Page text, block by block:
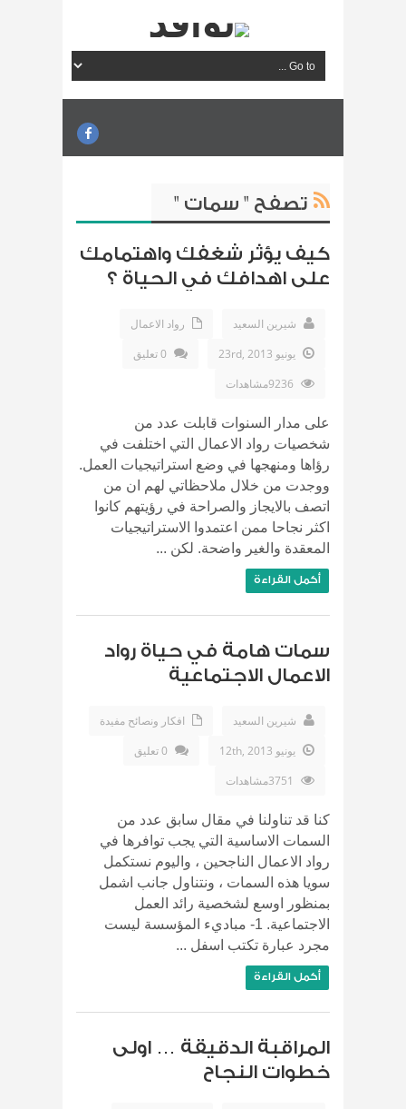
تصفح " سمات "
كيف يؤثر شغفك واهتمامك
على اهدافك في الحياة ؟
شيرين السعيد
رواد الاعمال
يونيو 23rd, 2013
0 تعليق
على مدار السنوات قابلت عدد من
شخصيات رواد الاعمال التي اختلفت في
رؤاها ومنهجها في وضع استراتيجيات العمل.
ووجدت من خلال ملاحظاتي لهم ان من
اتصف بالايجاز والصراحة في رؤيتهم كانوا
اكثر نجاحا ممن اعتمدوا الاستراتيجيات
المعقدة والغير واضحة. لكن ...
أكمل القراءة
سمات هامة في حياة رواد
الاعمال الاجتماعية
شيرين السعيد
افكار ونصائح مفيدة
يونيو 12th, 2013
0 تعليق
كنا قد تناولنا في مقال سابق عدد من
السمات الاساسية التي يجب توافرها في
رواد الاعمال الناجحين ، واليوم نستكمل
سويا هذه السمات ، ونتناول جانب اشمل
بمنظور اوسع لشخصية رائد العمل
الاجتماعية. 1- مباديء المؤسسة ليست
مجرد عبارة تكتب اسفل ...
أكمل القراءة
المراقبة الدقيقة … اولى
خطوات النجاح